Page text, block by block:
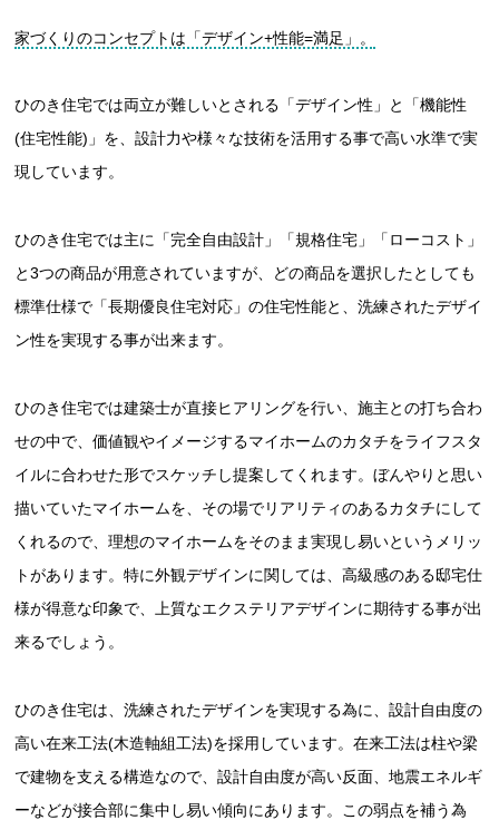
家づくりのコンセプトは「デザイン+性能=満足」。
ひのき住宅では両立が難しいとされる「デザイン性」と「機能性
(住宅性能)」を、設計力や様々な技術を活用する事で高い水準で実
現しています。
ひのき住宅では主に「完全自由設計」「規格住宅」「ローコスト」
と3つの商品が用意されていますが、どの商品を選択したとしても
標準仕様で「長期優良住宅対応」の住宅性能と、洗練されたデザイ
ン性を実現する事が出来ます。
ひのき住宅では建築士が直接ヒアリングを行い、施主との打ち合わ
せの中で、価値観やイメージするマイホームのカタチをライフスタ
イルに合わせた形でスケッチし提案してくれます。ぼんやりと思い
描いていたマイホームを、その場でリアリティのあるカタチにして
くれるので、理想のマイホームをそのまま実現し易いというメリッ
トがあります。特に外観デザインに関しては、高級感のある邸宅仕
様が得意な印象で、上質なエクステリアデザインに期待する事が出
来るでしょう。
ひのき住宅は、洗練されたデザインを実現する為に、設計自由度の
高い在来工法(木造軸組工法)を採用しています。在来工法は柱や梁
で建物を支える構造なので、設計自由度が高い反面、地震エネルギ
ーなどが接合部に集中し易い傾向にあります。この弱点を補う為